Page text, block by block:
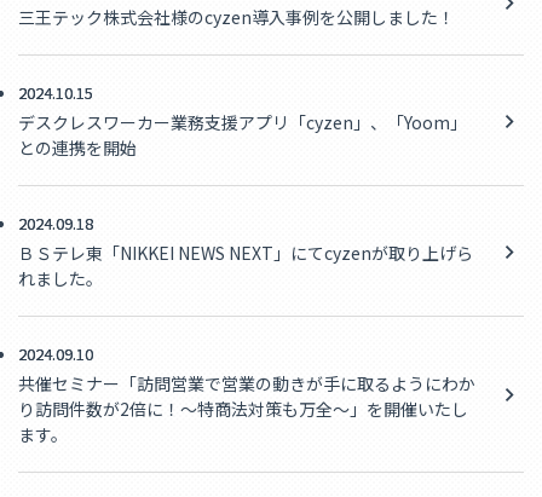
三王テック株式会社様のcyzen導入事例を公開しました！
2024.10.15
デスクレスワーカー業務支援アプリ「cyzen」、「Yoom」
との連携を開始
2024.09.18
ＢＳテレ東「NIKKEI NEWS NEXT」にてcyzenが取り上げら
れました。
2024.09.10
共催セミナー「訪問営業で営業の動きが手に取るようにわか
り訪問件数が2倍に！～特商法対策も万全～」を開催いたし
ます。